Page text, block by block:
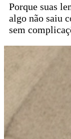
Porque suas
algo não saiu
sem